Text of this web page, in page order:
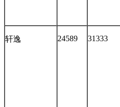
轩逸 24589 31333